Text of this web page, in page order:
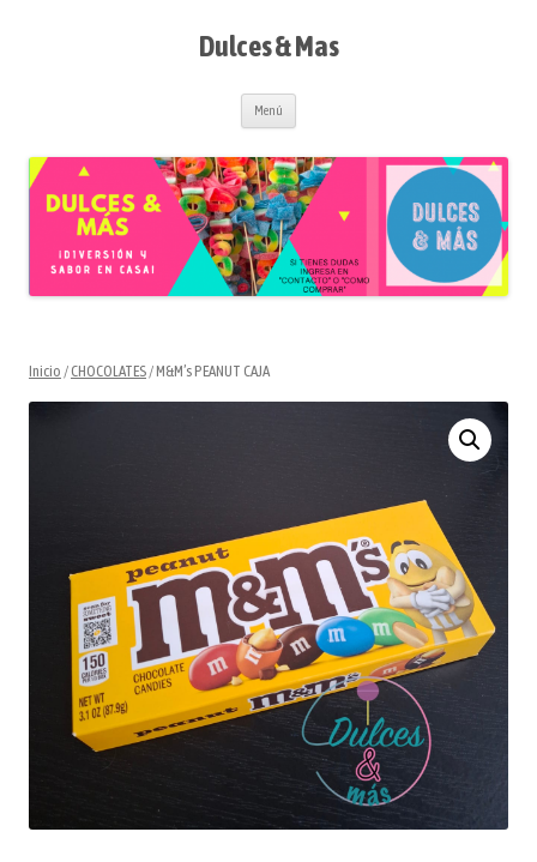
Dulces & Mas
Menú
Inicio / CHOCOLATES/ M&M’s PEANUT CAJA